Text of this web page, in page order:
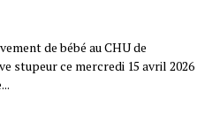
de bébé au CHU de
stupeur ce mercredi 15 avril 2026